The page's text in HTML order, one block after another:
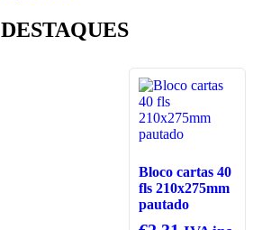
DESTAQUES
Bloco cartas 40
fls 210x275mm
pautado